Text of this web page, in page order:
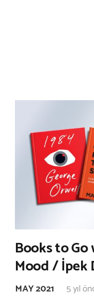
Books to Go
Mood / İpek
MAY 2021 5 yıl